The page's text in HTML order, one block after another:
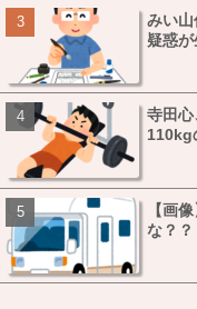
みい山
疑惑
寺田
110kg
【画
な？？